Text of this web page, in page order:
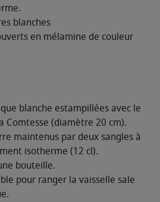
blanches
en mélamine de couleur
blanche estampillées avec le
Comtesse (diamètre 20 cm).
maintenus par deux sangles à
isotherme (12 cl).
bouteille.
pour ranger la vaisselle sale